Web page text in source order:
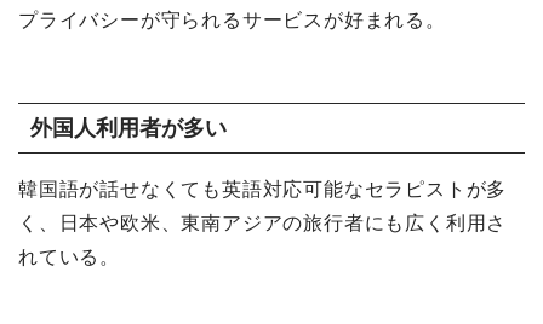
プライバシーが守られるサービスが好まれる。
外国人利用者が多い
韓国語が話せなくても英語対応可能なセラピストが多
く、日本や欧米、東南アジアの旅行者にも広く利用さ
れている。